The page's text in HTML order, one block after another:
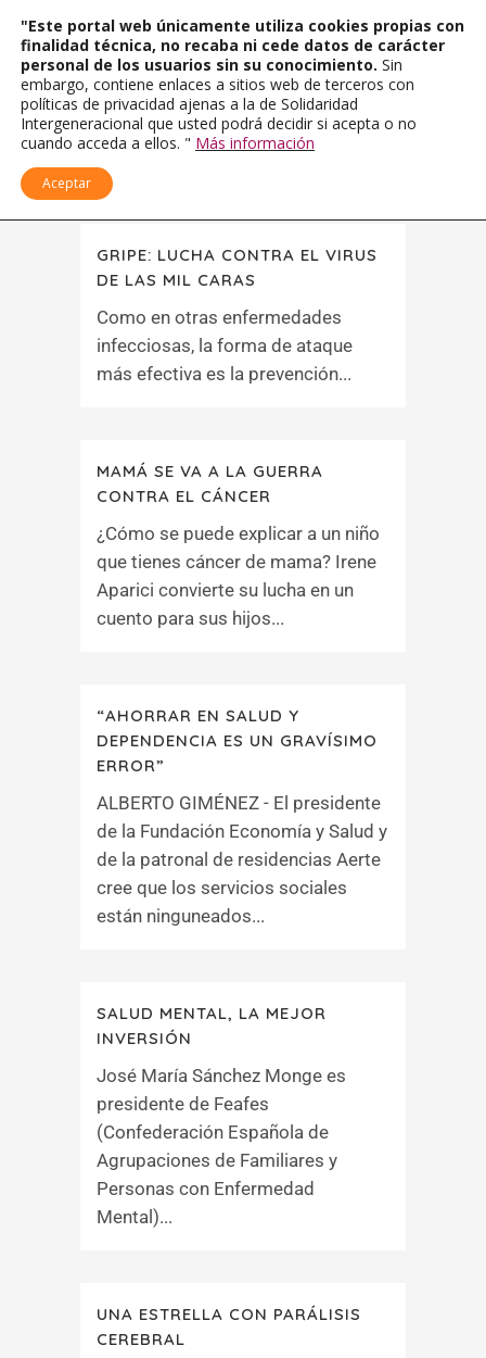
GRIPE: LUCHA CONTRA EL VIRUS
DE LAS MIL CARAS
Como en otras enfermedades
infecciosas, la forma de ataque
más efectiva es la prevención...
MAMÁ SE VA A LA GUERRA
CONTRA EL CÁNCER
¿Cómo se puede explicar a un niño
que tienes cáncer de mama? Irene
Aparici convierte su lucha en un
cuento para sus hijos...
“AHORRAR EN SALUD Y
DEPENDENCIA ES UN GRAVÍSIMO
ERROR”
ALBERTO GIMÉNEZ - El presidente
de la Fundación Economía y Salud y
de la patronal de residencias Aerte
cree que los servicios sociales
están ninguneados...
SALUD MENTAL, LA MEJOR
INVERSIÓN
José María Sánchez Monge es
presidente de Feafes
(Confederación Española de
Agrupaciones de Familiares y
Personas con Enfermedad
Mental)...
UNA ESTRELLA CON PARÁLISIS
CEREBRAL
"Este portal web únicamente utiliza cookies propias con
finalidad técnica, no recaba ni cede datos de carácter
personal de los usuarios sin su conocimiento. Sin
embargo, contiene enlaces a sitios web de terceros con
políticas de privacidad ajenas a la de Solidaridad
Intergeneracional que usted podrá decidir si acepta o no
cuando acceda a ellos. " Más información
Aceptar